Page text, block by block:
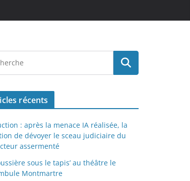
récents
: après la menace IA réalisée, la
de dévoyer le sceau judiciaire du
assermenté
sous le tapis’ au théâtre le
Montmartre